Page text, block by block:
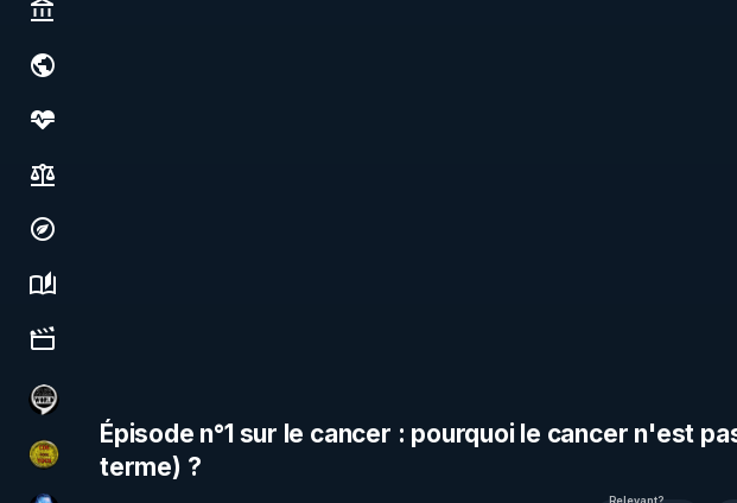
Politics & institutions
Society, justice & freedoms
Economy, environment & technology
Science, history & spirituality
Culture, media & entertainment
Notre Réalité Est Falsifiée Et Fausse
CDS pour TOUS
Épisode n°1 sur le cancer : pourquoi le cancer n'est
terme) ?
Relevant?